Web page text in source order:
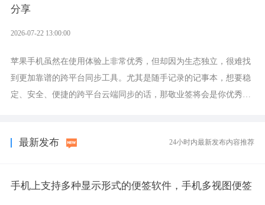
分享
2026-07-22 13:00:00
苹果手机虽然在使用体验上非常优秀，但却因为生态独立，很难找
到更加靠谱的跨平台同步工具。尤其是随手记录的记事本，想要稳
定、安全、便捷的跨平台云端同步的话，那敬业签将会是你优秀的
最新发布 24小时内最新发布内容推荐
手机上支持多种显示形式的便签软件，手机多视图便签